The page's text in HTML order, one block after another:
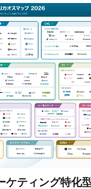
ケティング特化